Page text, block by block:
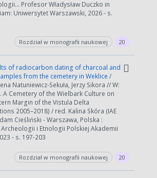
danych do przetworzenia generowanie pliku
może się wydłużyć.
zbyt długo można ograniczyć dane np.
zmniejszając zakres lat.
Anuluj
Profesor Władysław Duczko in
Uniwersytet Warszawski, 2026 - s.
Rozdział w monografii naukowej 20
of radiocarbon dating of charcoal and
from the cemetery in Weklice /
Natuniewicz-Sekuła, Jerzy Sikora // W:
A Cemetery of the Wielbark Culture on
Margin of the Vistula Delta
2005–2018) / red. Kalina Skóra (IAE
Cieśliński - Warszawa, Polska :
i Etnologii Polskiej Akademii
- s. 197-203
Rozdział w monografii naukowej 20